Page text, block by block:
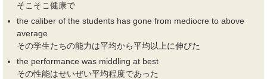
そこそこ健康で
the caliber of the students has gone from mediocre to above
average
その学生たちの能力は平均から平均以上に伸びた
the performance was middling at best
その性能はせいぜい平均程度であった